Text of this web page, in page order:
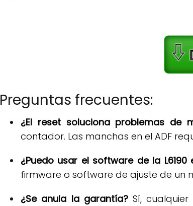
Preguntas frecuentes:
¿El reset soluciona problemas de
contador. Las manchas en el ADF
¿Puedo usar el software de la L6190
firmware o software de ajuste de un
¿Se anula la garantía?Sí, cualquier